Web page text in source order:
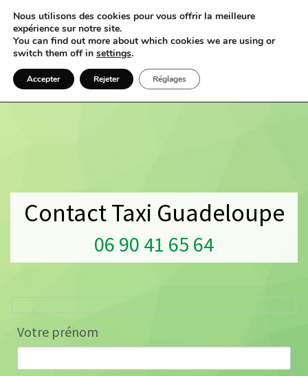
Contact Taxi Guadeloupe
06 90 41 65 64
Votre prénom
Nous utilisons des cookies pour vous offrir la meilleure
expérience sur notre site.
You can find out more about which cookies we are using or
switch them off in settings.
Accepter Rejeter Réglages